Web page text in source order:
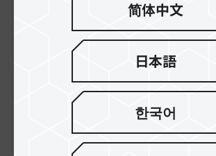
C4シリーズ PCIe 4.0 SSD」
简体中文
日本語
한국어